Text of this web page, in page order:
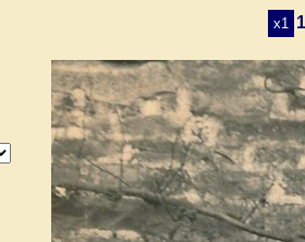
x1